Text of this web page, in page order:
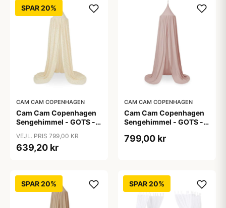
SPAR 20%
CAM CAM COPENHAGEN
Cam Cam Copenhagen
Sengehimmel - GOTS -
VEJL. PRIS 799,00 KR
639,20 kr
CAM CAM COPENHAGEN
Cam Cam Copenhagen
Sengehimmel - GOTS -
799,00 kr
SPAR 20% SPAR 20%